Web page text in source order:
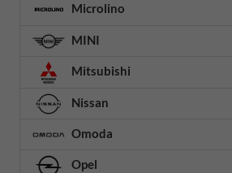
Microlino
MINI
Mitsubishi
Nissan
Omoda
Opel